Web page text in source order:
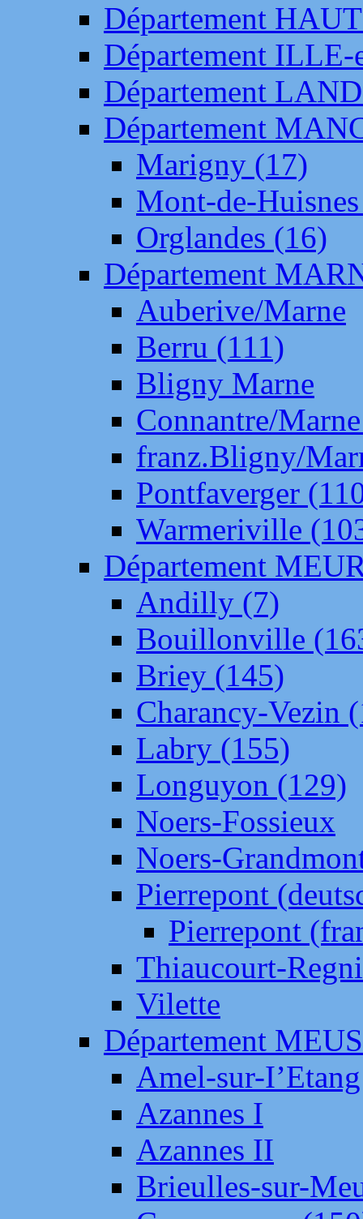
Département
Département
Département
Département
Marigny (17)
Mont-de-
Orglandes (16)
Département
Auberive/Marne
Berru (111)
Bligny Marne
Connantre/
franz.Bligny/
Pontfaverger
Warmeriville
Département
Andilly (7)
Bouillonville
Briey (145)
Charancy-Vezin
Labry (155)
Longuyon (129)
Noers-Fossieux
Noers-
Pierrepont
Pierrepont
Thiaucourt-
Vilette
Département
Amel-sur-
Azannes I
Azannes II
Brieulles-sur-